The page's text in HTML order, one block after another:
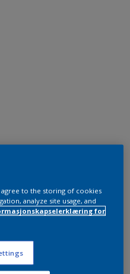
agree to the storing of cookies
analyze site usage, and
for